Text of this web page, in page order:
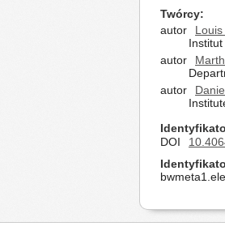
Twórcy
autor
autor
autor
DOI